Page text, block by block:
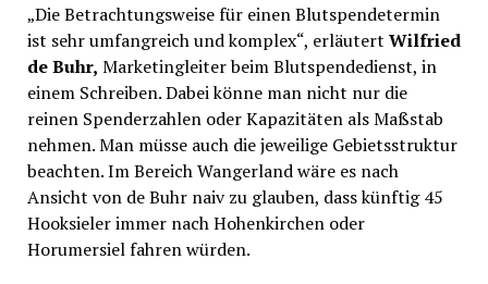
„Die Betrachtungsweise für einen Blutspendetermin
ist sehr umfangreich und komplex“, erläutert Wilfried
de Buhr, Marketingleiter beim Blutspendedienst, in
einem Schreiben. Dabei könne man nicht nur die
reinen Spenderzahlen oder Kapazitäten als Maßstab
nehmen. Man müsse auch die jeweilige Gebietsstruktur
beachten. Im Bereich Wangerland wäre es nach
Ansicht von de Buhr naiv zu glauben, dass künftig 45
Hooksieler immer nach Hohenkirchen oder
Horumersiel fahren würden.